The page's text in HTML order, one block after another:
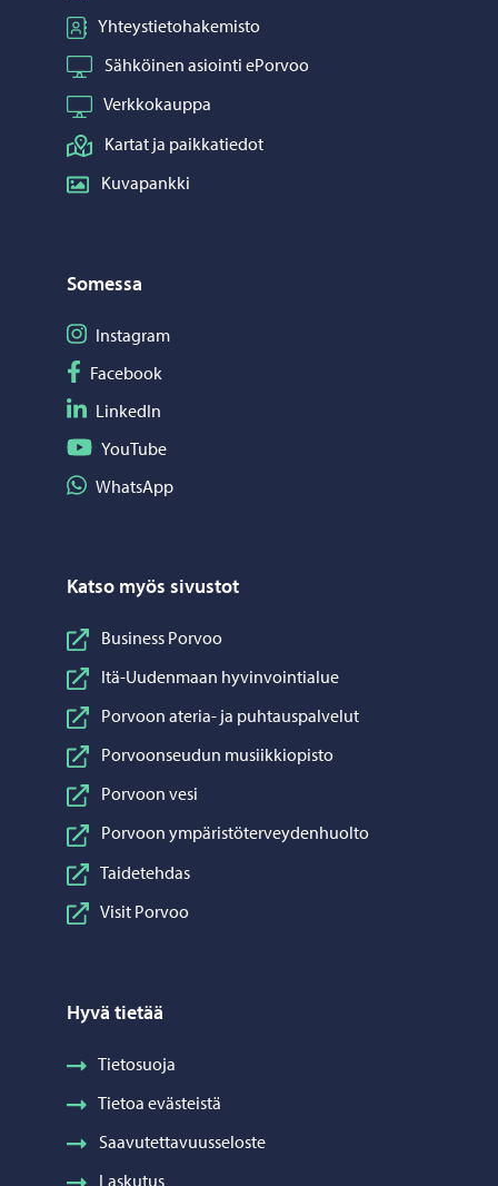
Yhteystietohakemisto
Sähköinen asiointi ePorvoo
Verkkokauppa
Kartat ja paikkatiedot
Kuvapankki
Somessa
Seuraa Instagram
Instagram
Seuraa Facebook
Facebook
Seuraa LinkedIn
LinkedIn
Seuraa YouTube
YouTube
Jaa WhatsApp
WhatsApp
Katso myös sivustot
Business Porvoo
Itä-Uudenmaan hyvinvointialue
Porvoon ateria- ja puhtauspalvelut
Porvoonseudun musiikkiopisto
Porvoon vesi
Porvoon ympäristöterveydenhuolto
Taidetehdas
Visit Porvoo
Hyvä tietää
Tietosuoja
Tietoa evästeistä
Saavutettavuusseloste
Laskutus